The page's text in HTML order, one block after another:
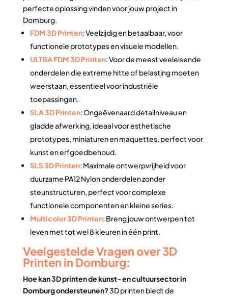
perfecte oplossing vinden voor jouw project in
Domburg.
FDM 3D Printen: Veelzijdig en betaalbaar, voor
functionele prototypes en visuele modellen.
ULTRA FDM 3D Printen: Voor de meest veeleisende
onderdelen die extreme hitte of belasting moeten
weerstaan, essentieel voor industriële
toepassingen.
SLA 3D Printen: Ongeëvenaard detailniveau en
gladde afwerking, ideaal voor esthetische
prototypes, miniaturen en maquettes, perfect voor
kunst en erfgoedbehoud.
SLS 3D Printen: Maximale ontwerpvrijheid voor
duurzame PA12 Nylon onderdelen zonder
steunstructuren, perfect voor complexe
functionele componenten en kleine series.
Multicolor 3D Printen: Breng jouw ontwerpen tot
leven met tot wel 8 kleuren in één print.
Veelgestelde Vragen over 3D
Printen in Domburg:
Hoe kan 3D printen de kunst- en cultuursector in
Domburg ondersteunen?3D printen biedt de